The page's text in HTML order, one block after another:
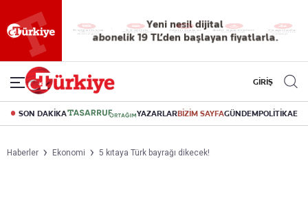
Yeni nesil dijital
abonelik 19 TL’den başlayan fiyatlarla.
GİRİŞ
SON DAKİKA YAZARLARBİZİM SAYFAGÜNDEMPOLİTİKA
Haberler Ekonomi 5 kıtaya Türk bayrağı dikecek!